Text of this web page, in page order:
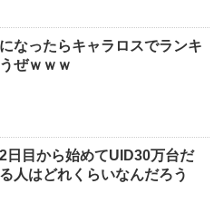
なったらキャラロスでランキ
ぜｗｗｗ
2日目から始めてUID30万台だ
人はどれくらいなんだろう